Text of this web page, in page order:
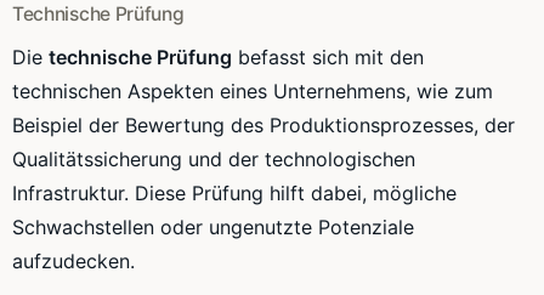
Technische Prüfung
Die technische Prüfung befasst sich mit den
technischen Aspekten eines Unternehmens, wie zum
Beispiel der Bewertung des Produktionsprozesses, der
Qualitätssicherung und der technologischen
Infrastruktur. Diese Prüfung hilft dabei, mögliche
Schwachstellen oder ungenutzte Potenziale
aufzudecken.